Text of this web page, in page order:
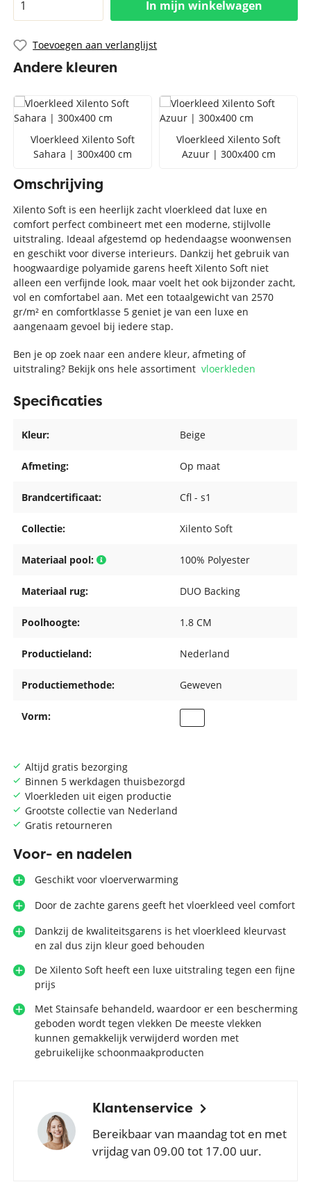
In mijn winkelwagen
Toevoegen aan verlanglijst
Andere kleuren
Vloerkleed Xilento Soft
Sahara | 300x400 cm
Vloerkleed Xilento Soft
Azuur | 300x400 cm
Altijd gratis bezorging
Binnen 5 werkdagen thuisbezorgd
Vloerkleden uit eigen productie
Grootste collectie van Nederland
Gratis retourneren
Voor- en nadelen
Geschikt voor vloerverwarming
Door de zachte garens geeft het vloerkleed veel comfort
Dankzij de kwaliteitsgarens is het vloerkleed kleurvast
en zal dus zijn kleur goed behouden
De Xilento Soft heeft een luxe uitstraling tegen een fijne
prijs
Met Stainsafe behandeld, waardoor er een bescherming
geboden wordt tegen vlekken De meeste vlekken
kunnen gemakkelijk verwijderd worden met
gebruikelijke schoonmaakproducten
Klantenservice
Bereikbaar van maandag tot en met
vrijdag van 09.00 tot 17.00 uur.
Omschrijving
Xilento Soft is een heerlijk zacht vloerkleed dat luxe en
comfort perfect combineert met een moderne, stijlvolle
uitstraling. Ideaal afgestemd op hedendaagse woonwensen
en geschikt voor diverse interieurs. Dankzij het gebruik van
hoogwaardige polyamide garens heeft Xilento Soft niet
alleen een verfijnde look, maar voelt het ook bijzonder zacht,
vol en comfortabel aan. Met een totaalgewicht van 2570
gr/m² en comfortklasse 5 geniet je van een luxe en
aangenaam gevoel bij iedere stap.
Ben je op zoek naar een andere kleur, afmeting of
uitstraling? Bekijk ons hele assortimentvloerkleden
Specificaties
Kleur: Beige
Afmeting: Op maat
Brandcertificaat: Cfl - s1
Collectie: Xilento Soft
Materiaal pool: 100% Polyester
Materiaal rug: DUO Backing
Poolhoogte: 1.8 CM
Productieland: Nederland
Productiemethode: Geweven
Vorm: